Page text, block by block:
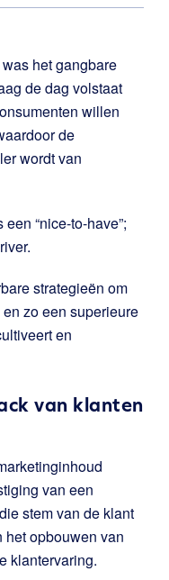
het gangbare
de dag volstaat
willen
de
wordt van
“nice-to-have”;
strategieën om
zo een superieure
en
van klanten
van een
stem van de klant
het opbouwen van
klantervaring.